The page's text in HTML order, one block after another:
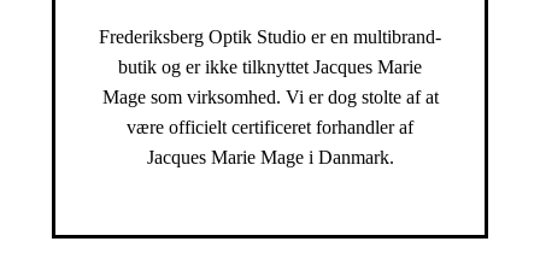
Frederiksberg Optik Studio er en multibrand-
butik og er ikke tilknyttet Jacques Marie
Mage som virksomhed. Vi er dog stolte af at
være officielt certificeret forhandler af
Jacques Marie Mage i Danmark.